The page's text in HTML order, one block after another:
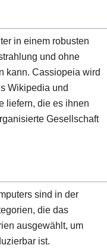
in einem robusten
und ohne
kann. Cassiopeia wird
Wikipedia und
liefern, die es ihnen
Gesellschaft
sind in der
die das
ausgewählt, um
ist.